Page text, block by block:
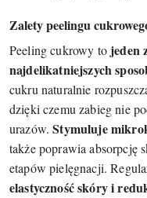
Zalety peelingu
Peeling cukrowy to jeden
najdelikatniejszych
cukru naturalnie
dzięki czemu zabieg nie
urazów.Stymuluje
także poprawia absorpcję
etapów pielęgnacji.
elastyczność skóry i